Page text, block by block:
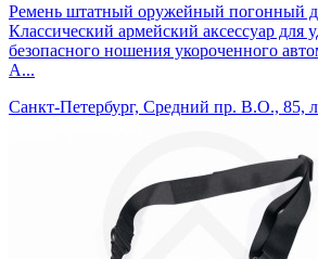
Ремень штатный оружейный погонный
Классический армейский аксессуар для
безопасного ношения укороченного
А...
Санкт-Петербург, Средний пр. В.О., 85,